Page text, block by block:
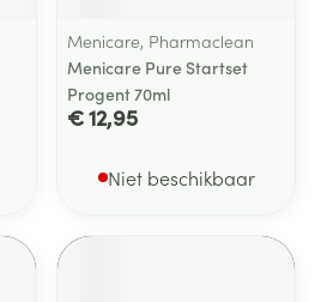
Menicare, Pharmaclean
Menicare Pure Startset
Progent 70ml
€ 12,95
Niet beschikbaar